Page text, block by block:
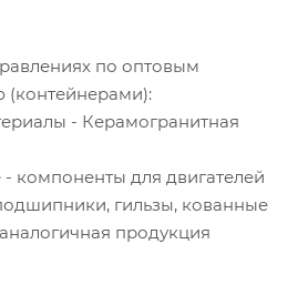
по оптовым
(контейнерами):
- Керамогранитная
компоненты для двигателей
гильзы, кованные
продукция